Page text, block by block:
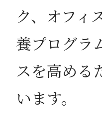
ク、オフィ
養プログラ
スを高める
います。